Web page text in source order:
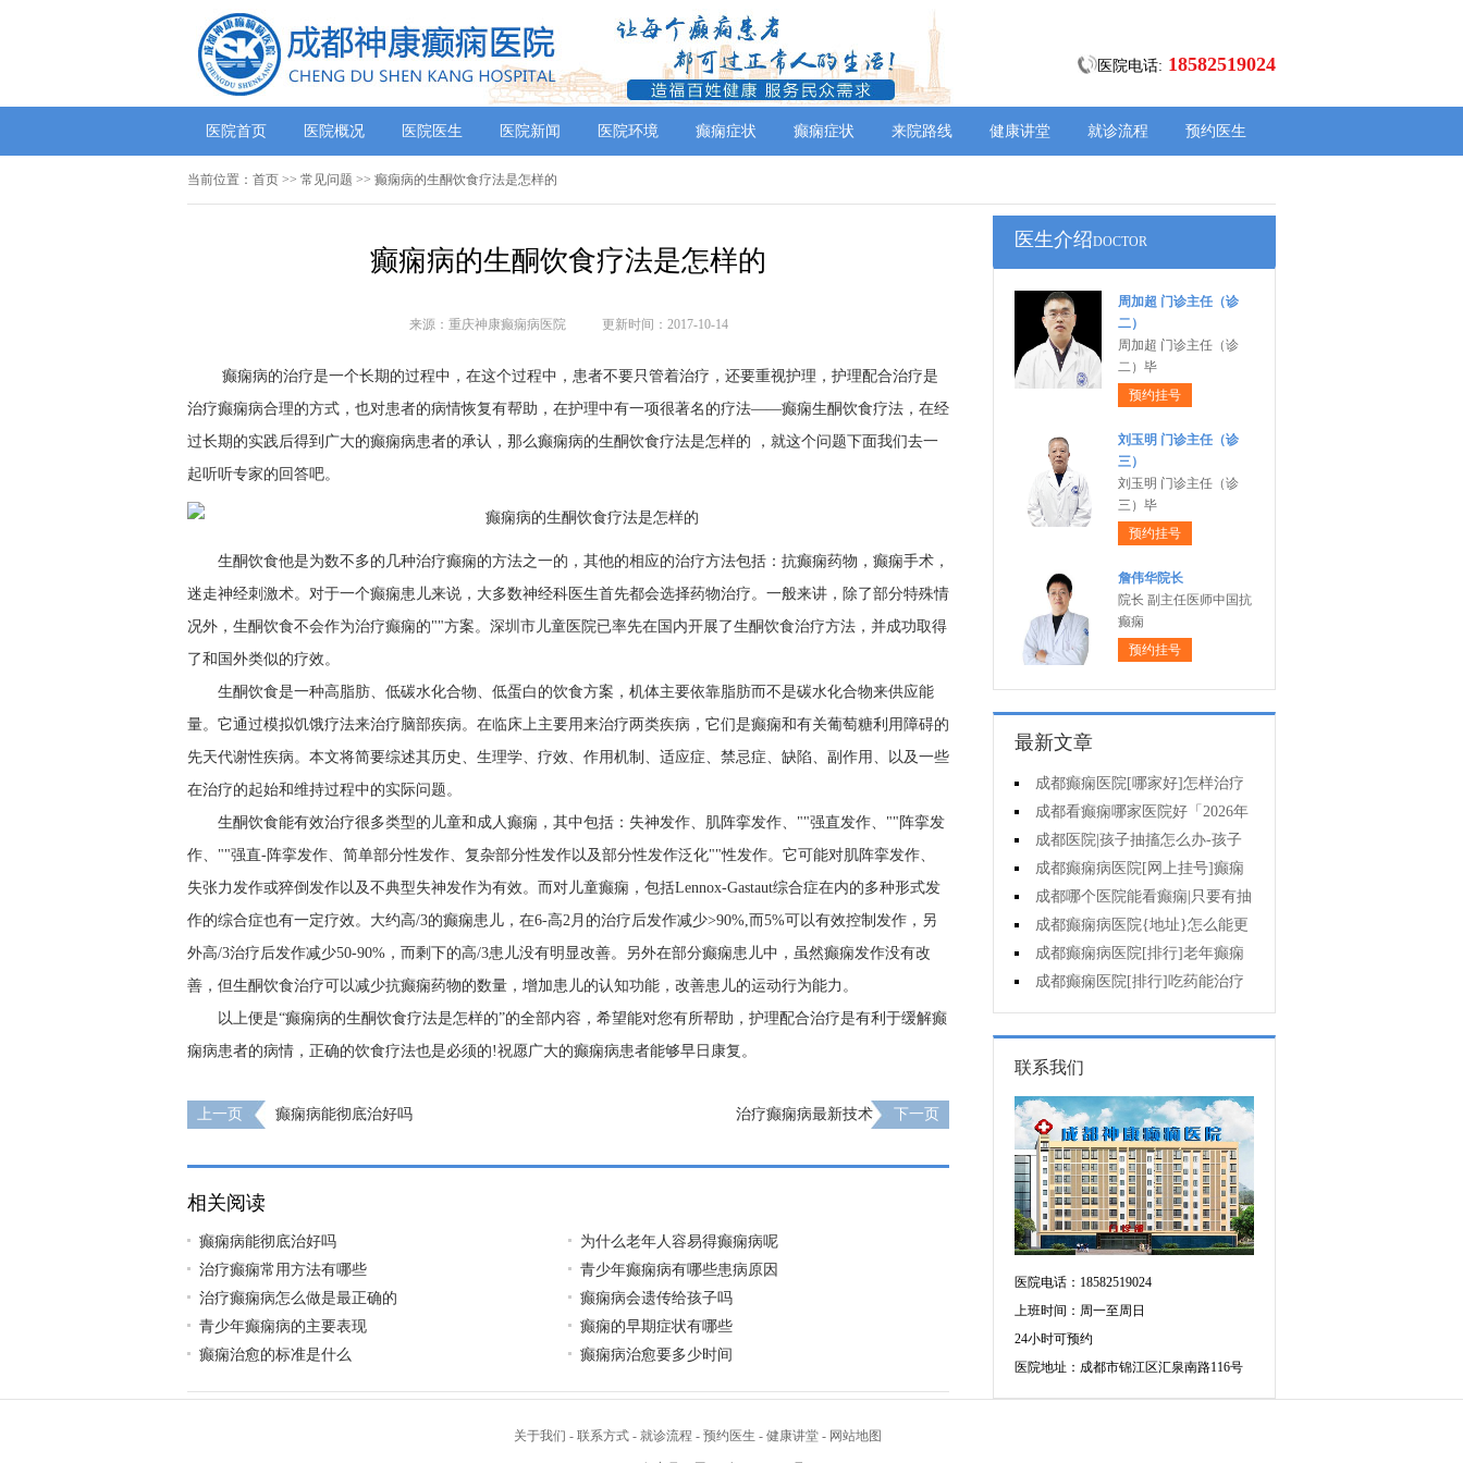
医院电话: 18582519024
医院首页 医院概况 医院医生 医院新闻 医院环境 癫痫症状 癫痫症状 来院路线 健康讲堂 就诊流程 预约医生
当前位置： 首页 >> 常见问题 >> 癫痫病的生酮饮食疗法是怎样的
癫痫病的生酮饮食疗法是怎样的
来源：重庆神康癫痫病医院 更新时间：2017-10-14
癫痫病的治疗是一个长期的过程中，在这个过程中，患者不要只管着治疗，还要重视护理，护理配合治疗是
治疗癫痫病合理的方式，也对患者的病情恢复有帮助，在护理中有一项很著名的疗法——癫痫生酮饮食疗法，在经
过长期的实践后得到广大的癫痫病患者的承认，那么癫痫病的生酮饮食疗法是怎样的 ，就这个问题下面我们去一
起听听专家的回答吧。
生酮饮食他是为数不多的几种治疗癫痫的方法之一的，其他的相应的治疗方法包括：抗癫痫药物，癫痫手术，
迷走神经刺激术。对于一个癫痫患儿来说，大多数神经科医生首先都会选择药物治疗。一般来讲，除了部分特殊情
况外，生酮饮食不会作为治疗癫痫的""方案。深圳市儿童医院已率先在国内开展了生酮饮食治疗方法，并成功取得
了和国外类似的疗效。
生酮饮食是一种高脂肪、低碳水化合物、低蛋白的饮食方案，机体主要依靠脂肪而不是碳水化合物来供应能
量。它通过模拟饥饿疗法来治疗脑部疾病。在临床上主要用来治疗两类疾病，它们是癫痫和有关葡萄糖利用障碍的
先天代谢性疾病。本文将简要综述其历史、生理学、疗效、作用机制、适应症、禁忌症、缺陷、副作用、以及一些
在治疗的起始和维持过程中的实际问题。
生酮饮食能有效治疗很多类型的儿童和成人癫痫，其中包括：失神发作、肌阵挛发作、""强直发作、""阵挛发
作、""强直-阵挛发作、简单部分性发作、复杂部分性发作以及部分性发作泛化""性发作。它可能对肌阵挛发作、
失张力发作或猝倒发作以及不典型失神发作为有效。而对儿童癫痫，包括Lennox-Gastaut综合症在内的多种形式发
作的综合症也有一定疗效。大约高/3的癫痫患儿，在6-高2月的治疗后发作减少>90%,而5%可以有效控制发作，另
外高/3治疗后发作减少50-90%，而剩下的高/3患儿没有明显改善。另外在部分癫痫患儿中，虽然癫痫发作没有改
善，但生酮饮食治疗可以减少抗癫痫药物的数量，增加患儿的认知功能，改善患儿的运动行为能力。
以上便是“癫痫病的生酮饮食疗法是怎样的”的全部内容，希望能对您有所帮助，护理配合治疗是有利于缓解癫
痫病患者的病情，正确的饮食疗法也是必须的!祝愿广大的癫痫病患者能够早日康复。
上一页 癫痫病能彻底治好吗 治疗癫痫病最新技术 下一页
相关阅读
癫痫病能彻底治好吗
为什么老年人容易得癫痫病呢
治疗癫痫常用方法有哪些
青少年癫痫病有哪些患病原因
治疗癫痫病怎么做是最正确的
癫痫病会遗传给孩子吗
青少年癫痫病的主要表现
癫痫的早期症状有哪些
癫痫治愈的标准是什么
癫痫病治愈要多少时间
医生介绍DOCTOR
周加超 门诊主任（诊
二）
周加超 门诊主任（诊
二）毕
预约挂号
刘玉明 门诊主任（诊
三）
刘玉明 门诊主任（诊
三）毕
预约挂号
詹伟华院长
院长 副主任医师中国抗
癫痫
预约挂号
最新文章
成都癫痫医院[哪家好]怎样治疗
癫痫可以好?
成都看癫痫哪家医院好「2026年
度公布」癫痫病人的饮食禁忌
成都医院|孩子抽搐怎么办-孩子
得癫痫后能出门吗?
成都癫痫病医院[网上挂号]癫痫
对孩子的伤害有什么?
成都哪个医院能看癫痫|只要有抽
搐就是癫痫病吗?
成都癫痫病医院{地址}怎么能更
有效治癫痫?
成都癫痫病医院[排行]老年癫痫
增多的原因是什么?
成都癫痫医院[排行]吃药能治疗
好癫痫吗?
联系我们
医院电话：18582519024
上班时间：周一至周日
24小时可预约
医院地址：成都市锦江区汇泉南路116号
关于我们 - 联系方式 - 就诊流程 - 预约医生 - 健康讲堂 - 网站地图